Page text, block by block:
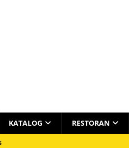
KATALOG RESTORAN